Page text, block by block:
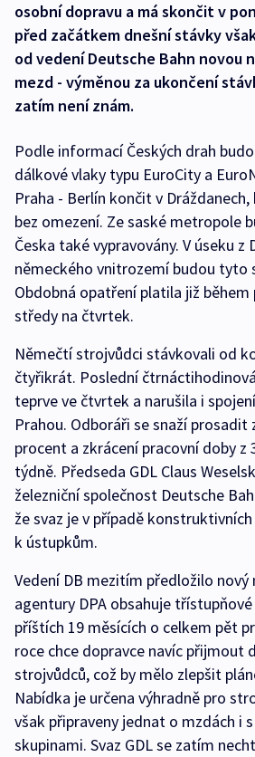
osobní dopravu a má skončit v
před začátkem dnešní stávky
od vedení Deutsche Bahn novou
mezd - výměnou za ukončení
zatím není znám.
Podle informací Českých drah
dálkové vlaky typu EuroCity a
Praha - Berlín končit v
bez omezení. Ze saské metropole
Česka také vypravovány. V úseku z
německého vnitrozemí budou tyto
Obdobná opatření platila již
středy na čtvrtek.
Němečtí strojvůdci stávkovali od
čtyřikrát. Poslední
teprve ve čtvrtek a narušila i
Prahou. Odboráři se snaží prosadit
procent a zkrácení pracovní doby z
týdně. Předseda GDL Claus
železniční společnost Deutsche
že svaz je v případě
k ústupkům.
Vedení DB mezitím předložilo nový
agentury DPA obsahuje
příštích 19 měsících o celkem pět
roce chce dopravce navíc přijmout
strojvůdců, což by mělo zlepšit
Nabídka je určena výhradně pro
však připraveny jednat o mzdách i
skupinami. Svaz GDL se zatím